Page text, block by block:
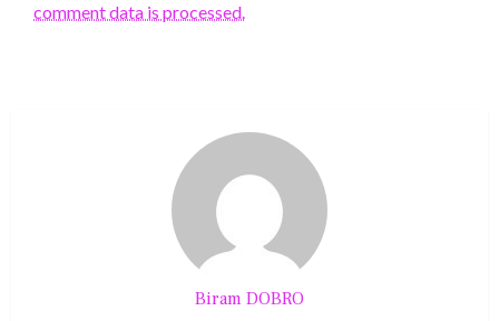
comment data is processed.
Biram DOBRO